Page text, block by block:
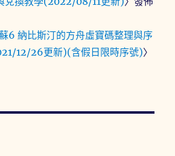
6 納比斯汀的方舟虛寶碼整理與序
12/26更新)(含假日限時序號)〉